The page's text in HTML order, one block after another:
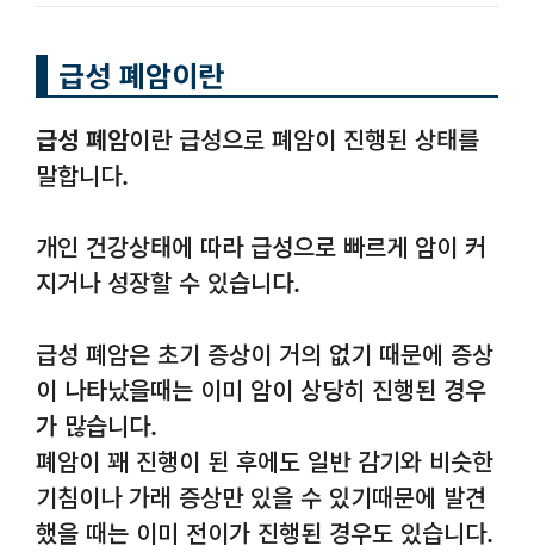
급성 폐암이란
급성 폐암이란 급성으로 폐암이 진행된 상태를
말합니다.
개인 건강상태에 따라 급성으로 빠르게 암이 커
지거나 성장할 수 있습니다.
급성 폐암은 초기 증상이 거의 없기 때문에 증상
이 나타났을때는 이미 암이 상당히 진행된 경우
가 많습니다.
폐암이 꽤 진행이 된 후에도 일반 감기와 비슷한
기침이나 가래 증상만 있을 수 있기때문에 발견
했을 때는 이미 전이가 진행된 경우도 있습니다.